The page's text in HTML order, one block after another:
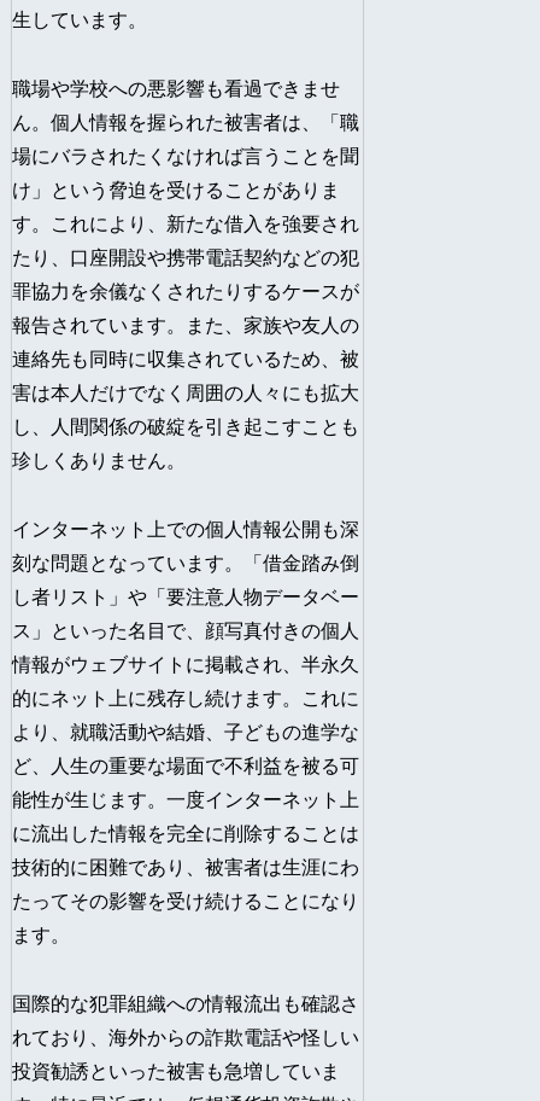
生しています。
職場や学校への悪影響も看過できませ
ん。個人情報を握られた被害者は、「職
場にバラされたくなければ言うことを聞
け」という脅迫を受けることがありま
す。これにより、新たな借入を強要され
たり、口座開設や携帯電話契約などの犯
罪協力を余儀なくされたりするケースが
報告されています。また、家族や友人の
連絡先も同時に収集されているため、被
害は本人だけでなく周囲の人々にも拡大
し、人間関係の破綻を引き起こすことも
珍しくありません。
インターネット上での個人情報公開も深
刻な問題となっています。「借金踏み倒
し者リスト」や「要注意人物データベー
ス」といった名目で、顔写真付きの個人
情報がウェブサイトに掲載され、半永久
的にネット上に残存し続けます。これに
より、就職活動や結婚、子どもの進学な
ど、人生の重要な場面で不利益を被る可
能性が生じます。一度インターネット上
に流出した情報を完全に削除することは
技術的に困難であり、被害者は生涯にわ
たってその影響を受け続けることになり
ます。
国際的な犯罪組織への情報流出も確認さ
れており、海外からの詐欺電話や怪しい
投資勧誘といった被害も急増していま